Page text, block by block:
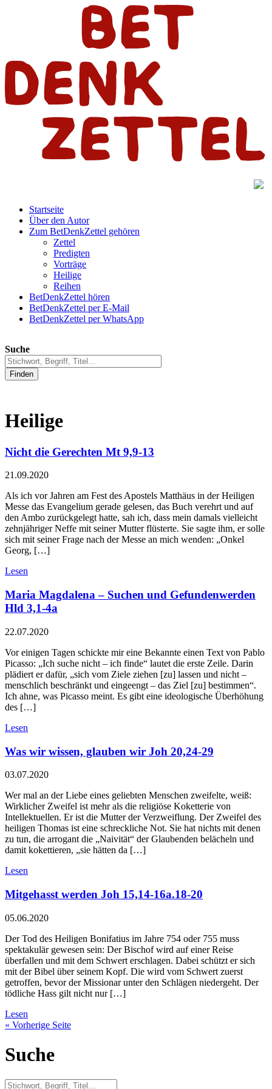
Startseite
Über den Autor
Zum BetDenkZettel gehören
Zettel
Predigten
Vorträge
Heilige
Reihen
BetDenkZettel hören
BetDenkZettel per E-Mail
BetDenkZettel per WhatsApp
Suche
Finden
Heilige
Nicht die Gerechten Mt 9,9-13
21.09.2020
Als ich vor Jahren am Fest des Apostels Matthäus in der Heiligen
Messe das Evangelium gerade gelesen, das Buch verehrt und auf
den Ambo zurückgelegt hatte, sah ich, dass mein damals vielleicht
zehnjähriger Neffe mit seiner Mutter flüsterte. Sie sagte ihm, er solle
sich mit seiner Frage nach der Messe an mich wenden: „Onkel
Georg, […]
Lesen
Maria Magdalena – Suchen und Gefundenwerden
Hld 3,1-4a
22.07.2020
Vor einigen Tagen schickte mir eine Bekannte einen Text von Pablo
Picasso: „Ich suche nicht – ich finde“ lautet die erste Zeile. Darin
plädiert er dafür, „sich vom Ziele ziehen [zu] lassen und nicht –
menschlich beschränkt und eingeengt – das Ziel [zu] bestimmen“.
Ich ahne, was Picasso meint. Es gibt eine ideologische Überhöhung
des […]
Lesen
Was wir wissen, glauben wir Joh 20,24-29
03.07.2020
Wer mal an der Liebe eines geliebten Menschen zweifelte, weiß:
Wirklicher Zweifel ist mehr als die religiöse Koketterie von
Intellektuellen. Er ist die Mutter der Verzweiflung. Der Zweifel des
heiligen Thomas ist eine schreckliche Not. Sie hat nichts mit denen
zu tun, die arrogant die „Naivität“ der Glaubenden belächeln und
damit kokettieren, „sie hätten da […]
Lesen
Mitgehasst werden Joh 15,14-16a.18-20
05.06.2020
Der Tod des Heiligen Bonifatius im Jahre 754 oder 755 muss
spektakulär gewesen sein: Der Bischof wird auf einer Reise
überfallen und mit dem Schwert erschlagen. Dabei schützt er sich
mit der Bibel über seinem Kopf. Die wird vom Schwert zuerst
getroffen, bevor der Missionar unter den Schlägen niedergeht. Der
tödliche Hass gilt nicht nur […]
Lesen
« Vorherige Seite
Suche